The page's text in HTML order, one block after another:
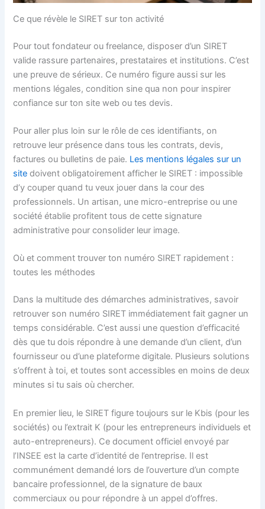
Ce que révèle le SIRET sur ton activité
Pour tout fondateur ou freelance, disposer d’un SIRET
valide rassure partenaires, prestataires et institutions. C’est
une preuve de sérieux. Ce numéro figure aussi sur les
mentions légales, condition sine qua non pour inspirer
confiance sur ton site web ou tes devis.
Pour aller plus loin sur le rôle de ces identifiants, on
retrouve leur présence dans tous les contrats, devis,
factures ou bulletins de paie. Les mentions légales sur un
site doivent obligatoirement afficher le SIRET : impossible
d’y couper quand tu veux jouer dans la cour des
professionnels. Un artisan, une micro-entreprise ou une
société établie profitent tous de cette signature
administrative pour consolider leur image.
Où et comment trouver ton numéro SIRET rapidement :
toutes les méthodes
Dans la multitude des démarches administratives, savoir
retrouver son numéro SIRET immédiatement fait gagner un
temps considérable. C’est aussi une question d’efficacité
dès que tu dois répondre à une demande d’un client, d’un
fournisseur ou d’une plateforme digitale. Plusieurs solutions
s’offrent à toi, et toutes sont accessibles en moins de deux
minutes si tu sais où chercher.
En premier lieu, le SIRET figure toujours sur le Kbis (pour les
sociétés) ou l’extrait K (pour les entrepreneurs individuels et
auto-entrepreneurs). Ce document officiel envoyé par
l’INSEE est la carte d’identité de l’entreprise. Il est
communément demandé lors de l’ouverture d’un compte
bancaire professionnel, de la signature de baux
commerciaux ou pour répondre à un appel d’offres.